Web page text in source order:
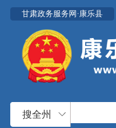
甘肃政务服务网·康乐县
搜全州